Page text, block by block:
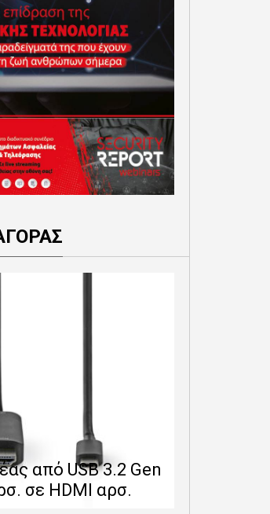
από USB 3.2 Gen
σε HDMI αρσ.